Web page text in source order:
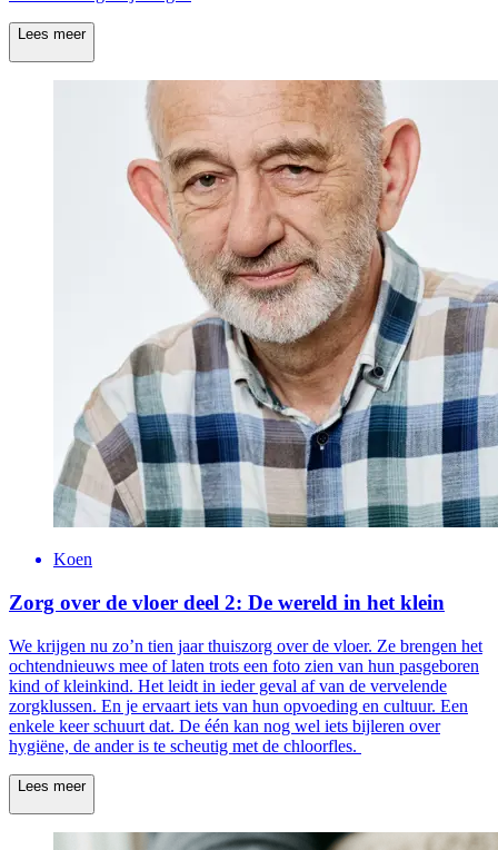
Lees meer
Koen
Zorg over de vloer deel 2: De wereld in het klein
We krijgen nu zo’n tien jaar thuiszorg over de vloer. Ze brengen het
ochtendnieuws mee of laten trots een foto zien van hun pasgeboren
kind of kleinkind. Het leidt in ieder geval af van de vervelende
zorgklussen. En je ervaart iets van hun opvoeding en cultuur. Een
enkele keer schuurt dat. De één kan nog wel iets bijleren over
hygiëne, de ander is te scheutig met de chloorfles.
Lees meer